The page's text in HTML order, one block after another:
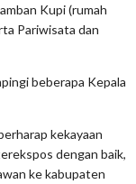
Kupi (rumah
Pariwisata dan
beberapa Kepala
kekayaan
dengan baik,
ke kabupaten